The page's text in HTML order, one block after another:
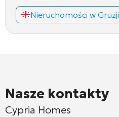
Nieruchomości w Gruzji
Nasze kontakty
Cypria Homes